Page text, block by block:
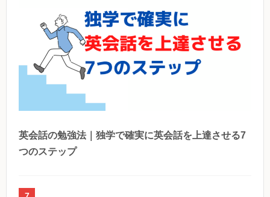
英会話の勉強法｜独学で確実に英会話を上達させる7
つのステップ